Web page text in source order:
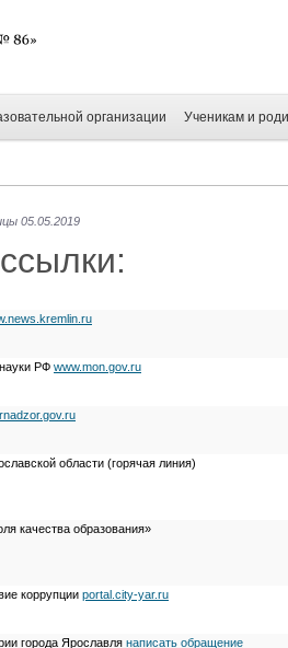
организации Ученикам и
05.05.2019
РФ www.mon.gov.ru
области (горячая линия)
качества образования»
коррупции portal.city-yar.ru
города Ярославля написать обращение